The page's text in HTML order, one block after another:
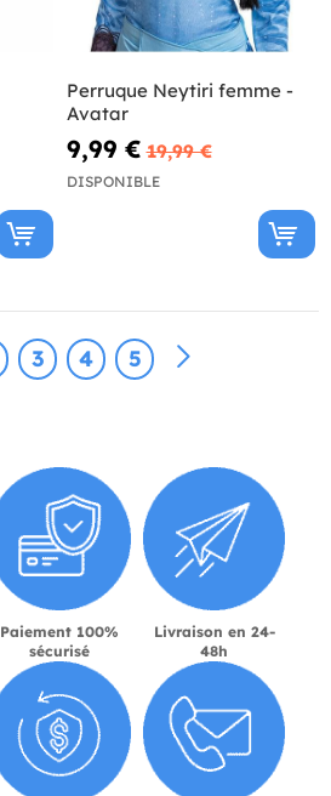
Perruque Neytiri femme -
Avatar
9,99 € 19,99 €
DISPONIBLE
3 4 5
Paiement 100%
sécurisé
Livraison en 24-
48h